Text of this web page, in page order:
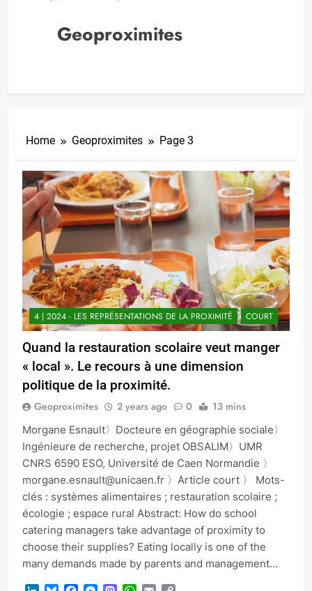
Geoproximites
Home Geoproximites Page 3
4 | 2024 - LES REPRÉSENTATIONS DE LA PROXIMITÉ COURT
Quand la restauration scolaire veut manger
« local ». Le recours à une dimension
politique de la proximité.
Geoproximites 2 years ago 0 13 mins
Morgane Esnault〉Docteure en géographie sociale〉
Ingénieure de recherche, projet OBSALIM〉UMR
CNRS 6590 ESO, Université de Caen Normandie 〉
morgane.esnault@unicaen.fr 〉Article court 〉 Mots-
clés : systèmes alimentaires ; restauration scolaire ;
écologie ; espace rural Abstract: How do school
catering managers take advantage of proximity to
choose their supplies? Eating locally is one of the
many demands made by parents and management…